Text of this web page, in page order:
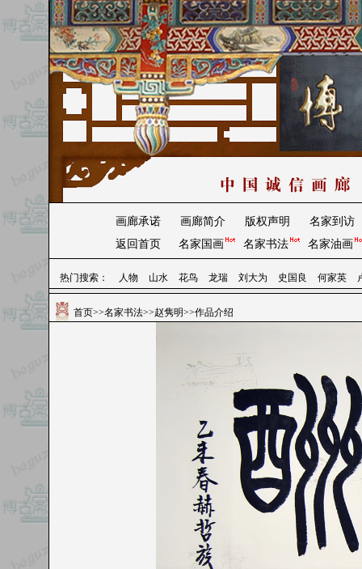
画廊承诺 画廊简介 版权声明
名家到访
返回首页
名家国画 名家书法 名家油画
热门搜索： 人物 山水 花鸟 龙瑞 刘大为 史国良 何家英
首页>>名家书法>>赵隽明>>作品介绍